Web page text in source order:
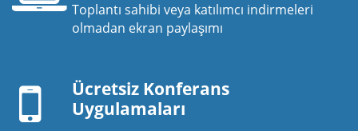
Toplantı sahibi veya katılımcı indirmeleri
olmadan ekran paylaşımı
Ücretsiz Konferans
Uygulamaları